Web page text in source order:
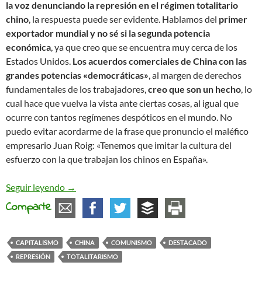
la voz denunciando la represión en el régimen totalitario
chino , la respuesta puede ser evidente. Hablamos del primer
exportador mundial y no sé si la segunda potencia
económica , ya que creo que se encuentra muy cerca de los
Estados Unidos. Los acuerdos comerciales de China con las
grandes potencias «democráticas» , al margen de derechos
fundamentales de los trabajadores, creo que son un hecho , lo
cual hace que vuelva la vista ante ciertas cosas, al igual que
ocurre con tantos regímenes despóticos en el mundo. No
puedo evitar acordarme de la frase que pronuncio el maléfico
empresario Juan Roig: «Tenemos que imitar la cultura del
esfuerzo con la que trabajan los chinos en España».
Seguir leyendo Hablemos de China
→
Comparte
CAPITALISMO CHINA COMUNISMO
DESTACADO
REPRESIÓN
TOTALITARISMO